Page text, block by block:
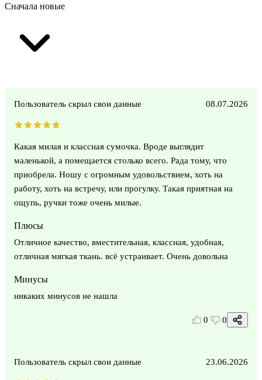
Сначала новые
Пользователь скрыл свои данные 08.07.2026
Какая милая и классная сумочка. Вроде выглядит
маленькой, а помещается столько всего. Рада тому, что
приобрела. Ношу с огромным удовольствием, хоть на
работу, хоть на встречу, или прогулку. Такая приятная на
ощупь, ручки тоже очень милые.
Плюсы
Отличное качество, вместительная, классная, удобная,
отличная мягкая ткань. всё устраивает. Очень довольна
Минусы
никаких минусов не нашла
0 0
Пользователь скрыл свои данные 23.06.2026